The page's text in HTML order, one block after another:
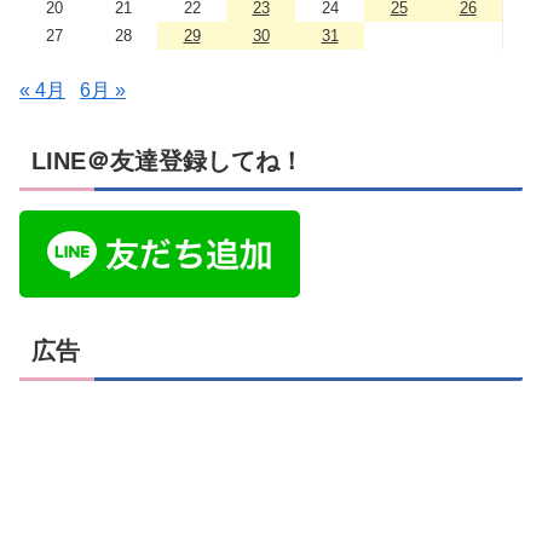
20 21 22 23 24 25
26
27
28 29 30 31
« 4月 6月 »
LINE＠友達登録してね！
広告